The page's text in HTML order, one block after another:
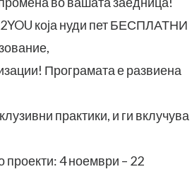
која нуди пет БЕСПЛАТНИ
Програмата е развиена
практики, и ги вклучува
проекти: 4 ноември – 22